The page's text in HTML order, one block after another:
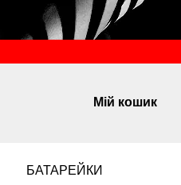
Мій кошик
БАТАРЕЙКИ